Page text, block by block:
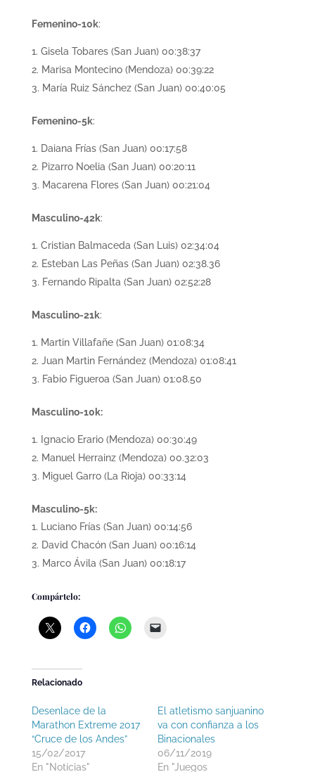
Femenino-10k:
Gisela Tobares (San Juan) 00:38:37
Marisa Montecino (Mendoza) 00:39:22
María Ruiz Sánchez (San Juan) 00:40:05
Femenino-5k:
Daiana Frías (San Juan) 00:17:58
Pizarro Noelia (San Juan) 00:20:11
Macarena Flores (San Juan) 00:21:04
Masculino-42k:
Cristian Balmaceda (San Luis) 02:34:04
Esteban Las Peñas (San Juan) 02:38.36
Fernando Ripalta (San Juan) 02:52:28
Masculino-21k:
Martin Villafañe (San Juan) 01:08:34
Juan Martin Fernández (Mendoza) 01:08:41
Fabio Figueroa (San Juan) 01:08.50
Masculino-10k:
Ignacio Erario (Mendoza) 00:30:49
Manuel Herrainz (Mendoza) 00.32:03
Miguel Garro (La Rioja) 00:33:14
Masculino-5k:
Luciano Frías (San Juan) 00:14:56
David Chacón (San Juan) 00:16:14
Marco Ávila (San Juan) 00:18:17
Compártelo:
Relacionado
Desenlace de la
Marathon Extreme 2017
“Cruce de los Andes”
15/02/2017
En "Noticias"
El atletismo sanjuanino
va con confianza a los
Binacionales
06/11/2019
En "Juegos